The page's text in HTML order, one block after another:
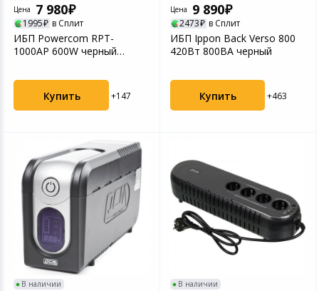
Цена
7 980
1995 в Сплит
ИБП Powercom RPT-
1000AP 600W черный
Купить +147
Цена
9 890
2473 в Сплит
ИБП Ippon Back Verso 800
420Вт 800ВА черный
Купить +463
В наличии
В наличии